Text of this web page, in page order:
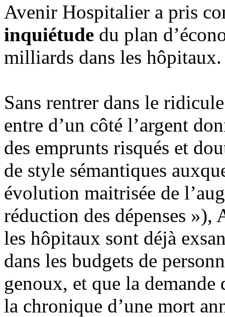
Avenir Hospitalier a pris
inquiétude du plan
milliards dans les hôpitaux.
Sans rentrer dans le
entre d’un côté l’argent
des emprunts risqués et
de style sémantiques
évolution maitrisée de
réduction des dépenses
les hôpitaux sont déjà
dans les budgets de
genoux, et que la demande
la chronique d’une mort